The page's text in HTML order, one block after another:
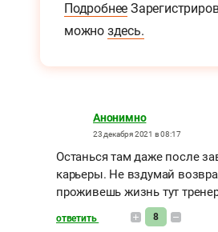
Подробнее
можно здесь.
Анонимно
23 декабря 2021 в 08:17
Останься там даже после
карьеры. Не вздумай
проживешь жизнь тут
ответить 8